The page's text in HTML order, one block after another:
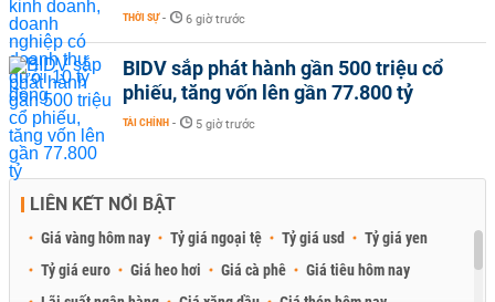
THỜI SỰ - 6 giờ trước
BIDV sắp phát hành gần 500 triệu cổ
phiếu, tăng vốn lên gần 77.800 tỷ
TÀI CHÍNH - 5 giờ trước
LIÊN KẾT NỔI BẬT
Giá vàng hôm nay Tỷ giá ngoại tệ Tỷ giá usd
Tỷ giá yen
Tỷ giá euro
Giá heo hơi Giá cà phê
Giá tiêu hôm nay